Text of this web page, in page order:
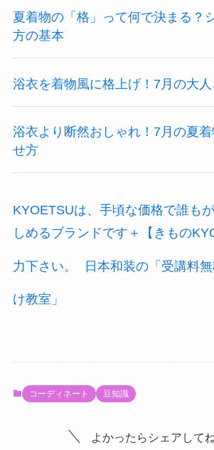
夏着物の「格」って何で決まる？
方の基本
浴衣を着物風に格上げ！7月の大
浴衣より断然おしゃれ！7月の夏
せ方
KYOETSUは、手頃な価格で誰も
しめるブランドです＋【きもの
力下さい。 日本和装の「受講料
け教室」
コーディネート 豆知識
よかったらシェアしてね